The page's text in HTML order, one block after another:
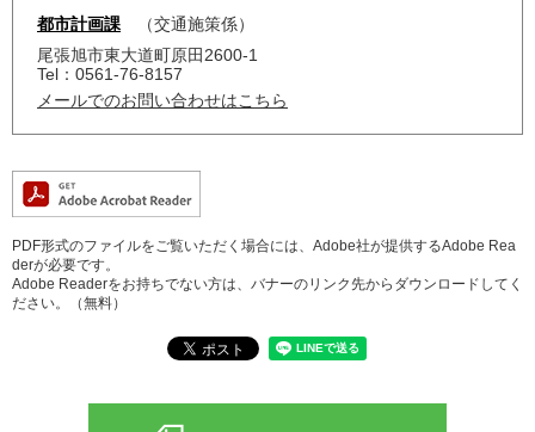
都市計画課
交通施策係
尾張旭市東大道町原田2600-1
Tel：0561-76-8157
メールでのお問い合わせはこちら
PDF形式のファイルをご覧いただく場合には、Adobe社が提供するAdobe Rea
derが必要です。
Adobe Readerをお持ちでない方は、バナーのリンク先からダウンロードしてく
ださい。（無料）